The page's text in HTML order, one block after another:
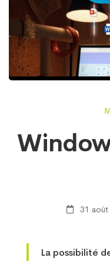
365
Cloud
PC
31 août
La possibilité